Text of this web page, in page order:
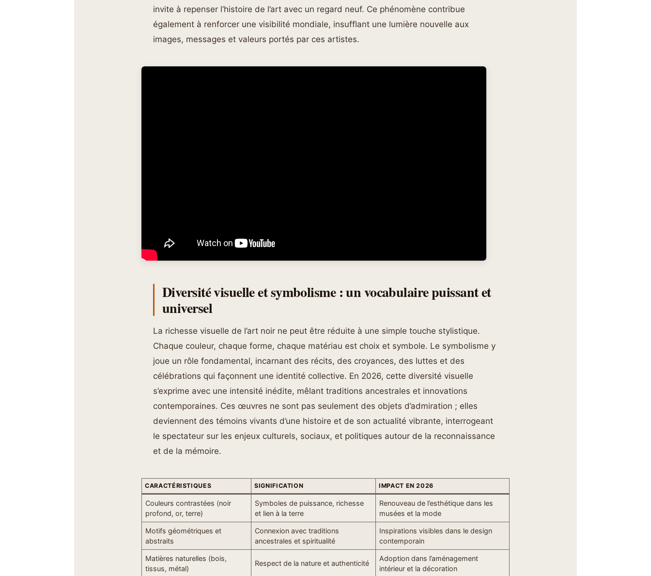
invite à repenser l’histoire de l’art avec un regard neuf. Ce phénomène contribue
également à renforcer une visibilité mondiale, insufflant une lumière nouvelle aux
images, messages et valeurs portés par ces artistes.
Diversité visuelle et symbolisme : un vocabulaire puissant et
universel
La richesse visuelle de l’art noir ne peut être réduite à une simple touche stylistique.
Chaque couleur, chaque forme, chaque matériau est choix et symbole. Le symbolisme y
joue un rôle fondamental, incarnant des récits, des croyances, des luttes et des
célébrations qui façonnent une identité collective. En 2026, cette diversité visuelle
s’exprime avec une intensité inédite, mêlant traditions ancestrales et innovations
contemporaines. Ces œuvres ne sont pas seulement des objets d’admiration ; elles
deviennent des témoins vivants d’une histoire et de son actualité vibrante, interrogeant
le spectateur sur les enjeux culturels, sociaux, et politiques autour de la reconnaissance
et de la mémoire.
CARACTÉRISTIQUES SIGNIFICATION IMPACT EN 2026
Couleurs contrastées (noir
profond, or, terre)
Symboles de puissance, richesse
et lien à la terre
Renouveau de l’esthétique dans les
musées et la mode
Motifs géométriques et
abstraits
Connexion avec traditions
ancestrales et spiritualité
Inspirations visibles dans le design
contemporain
Matières naturelles (bois,
tissus, métal)
Respect de la nature et authenticité
Adoption dans l’aménagement
intérieur et la décoration